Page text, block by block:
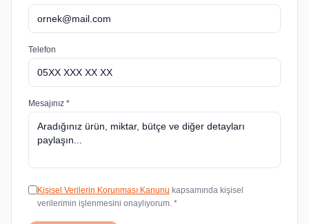
Telefon
Mesajınız *
Kişisel Verilerin Korunması Kanunu kapsamında kişisel
verilerimin işlenmesini onaylıyorum. *